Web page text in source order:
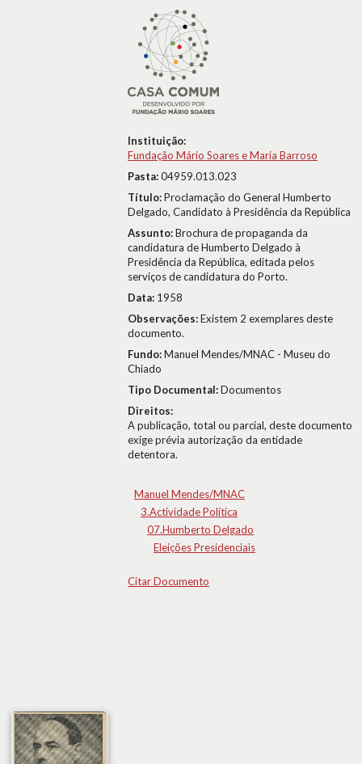
Instituição:
Fundação Mário Soares e Maria Barroso
Pasta:04959.013.023
Título:Proclamação do General Humberto
Delgado, Candidato à Presidência da República
Assunto:Brochura de propaganda da
candidatura de Humberto Delgado à
Presidência da República, editada pelos
serviços de candidatura do Porto.
Data: 1958
Observações:Existem 2 exemplares deste
documento.
Fundo:Manuel Mendes/MNAC - Museu do
Chiado
Tipo Documental:Documentos
Direitos:
A publicação, total ou parcial, deste documento
exige prévia autorização da entidade
detentora.
Manuel Mendes/MNAC
3.Actividade Política
07.Humberto Delgado
Eleições Presidenciais
Citar Documento